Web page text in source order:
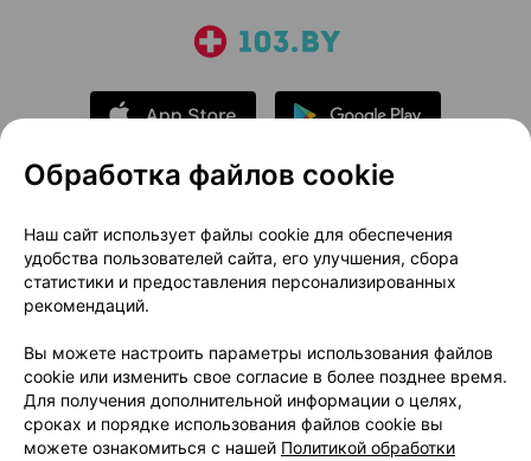
О проекте
Новости проекта
Размещение рекламы
Медицинский маркетинг
Публичный договор
Доставка
Способы оплаты
Вакансии
Партнеры
Написать руководителю 103.by
Написать в поддержку
Обработка файлов cookie
Наш сайт использует файлы cookie для обеспечения
удобства пользователей сайта, его улучшения, сбора
статистики и предоставления персонализированных
рекомендаций.
Вы можете настроить параметры использования файлов
cookie или изменить свое согласие в более позднее время.
Для получения дополнительной информации о целях,
сроках и порядке использования файлов cookie вы
можете ознакомиться с нашей Политикой обработки